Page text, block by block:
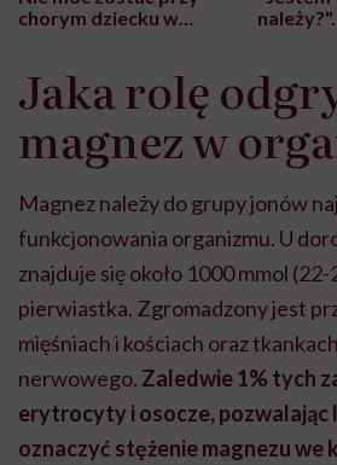
chorym dziecku w
może chyba tylko
głupota i brak
pracy
Jaka rolę
magnez w
Magnez należy do grupy jonów
funkcjonowania organizmu. U
znajduje się około 1000 mmol
pierwiastka. Zgromadzony jest
mięśniach i kościach oraz
nerwowego. Zaledwie 1% tych
erytrocyty i osocze,
oznaczyć stężenie magnezu we